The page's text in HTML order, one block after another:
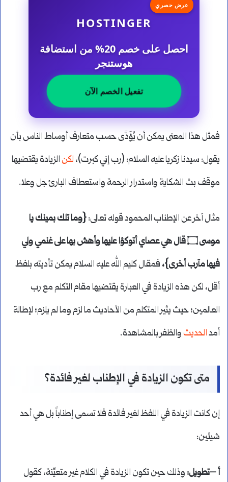
عرض حصري
HOSTINGER
احصل على خصم 20% من استضافة
هوستنجر
تفعيل الخصم الآن
فمثل هذا المعنى يمكن أن يُؤَدَّى حسب متعارف أوساط الناس بأن
يقول: سيدنا زكريا عليه السلام: (رب إني كبرت)، لكن الزيادة يقتضيها
موقف بث الشكاية واستدرار الرحمة واستعطاف البارئ جل وعلا.
مثال آخر عن الإطناب المحمود قوله تعالى:{وما تلك بمينك يا
موسى ۝ قال هي عصاي أتوكؤا عليها وأهش بها على غنمي ولي
فيها مآرب أخرى}، فمقال كليم الله عليه السلام يمكن تأديته بلفظ
أقل، لكن هذه الزيادة في العبارة يقتضيها مقام التكلم مع رب
العالمين؛ حيث يثير المتكلم من الأحاديث ما لزم وما لم يلزم؛ لإطالة
أمدالحديث والظفر بالمشاهدة.
متى تكون الزيادة في الإطناب لغير فائدة؟
إن كانت الزيادة في اللفظ لغير فائدة فلا تسمى إطناباً بل هي أحد
شيئين:
أ –تطويل:وذلك حين تكون الزيادة في الكلام غير متعيِّنة، كقول